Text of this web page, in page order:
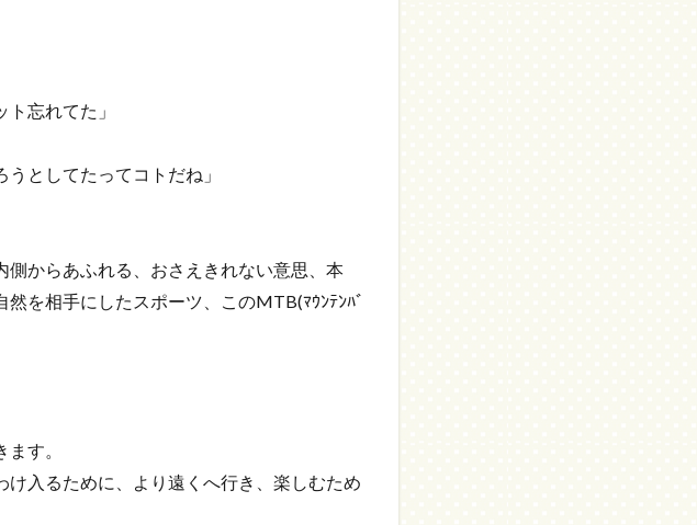
忘れてた」
としてたってコトだね」
からあふれる、おさえきれない意思、本
を相手にしたスポーツ、このMTB(ﾏｳﾝﾃﾝﾊﾞ
す。
入るために、より遠くへ行き、楽しむため